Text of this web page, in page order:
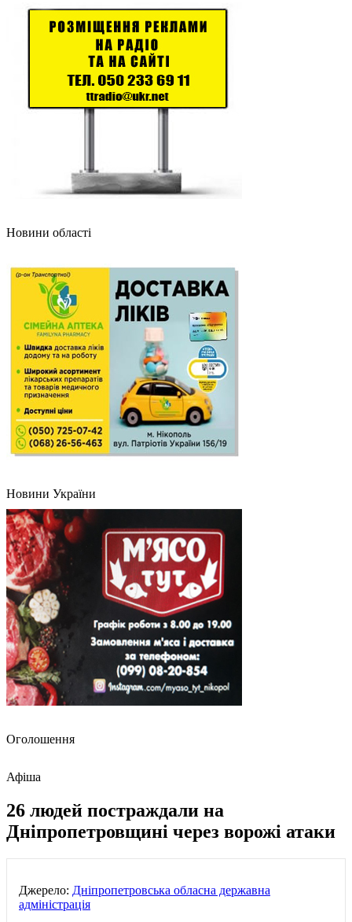
Новини області
Новини України
Оголошення
Афіша
26 людей постраждали на
Дніпропетровщині через ворожі атаки
Джерело: Дніпропетровська обласна державна
адміністрація